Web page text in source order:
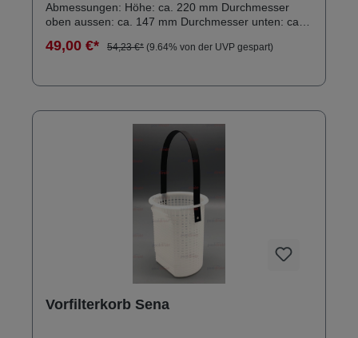
Abmessungen: Höhe: ca. 220 mm Durchmesser
oben aussen: ca. 147 mm Durchmesser unten: ca.
49,00 €* 54,23 €* (9.64% von der UVP gespart)
Vorfilterkorb Sena